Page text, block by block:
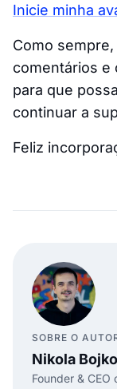
Inicie minha
Como
comentários e
para que
continuar a
Feliz
SOBRE O
Nikola
Founder & CEO